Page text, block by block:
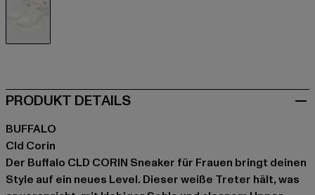
PRODUKT DETAILS
BUFFALO
Cld Corin
Der Buffalo CLD CORIN Sneaker für Frauen bringt deinen
Style auf ein neues Level. Dieser weiße Treter hält, was